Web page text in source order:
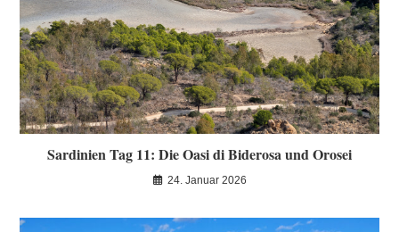
Sardinien Tag 11: Die Oasi di Biderosa und Orosei
24. Januar 2026